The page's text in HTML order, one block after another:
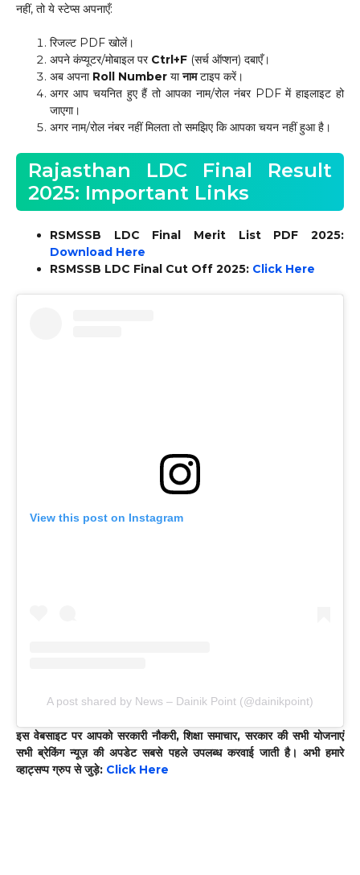
नहीं, तो ये स्टेप्स अपनाएँ:
रिजल्ट PDF खोलें।
अपने कंप्यूटर/मोबाइल पर Ctrl+F (सर्च ऑप्शन) दबाएँ।
अब अपना Roll Number यानामटाइप करें।
अगर आप चयनित हुए हैं तो आपका नाम/रोल नंबर PDF में हाइलाइट हो
जाएगा।
अगर नाम/रोल नंबर नहीं मिलता तो समझिए कि आपका चयन नहीं हुआ है।
Rajasthan LDC Final Result
2025: Important Links
RSMSSB LDC Final Merit List PDF 2025:
Download Here
RSMSSB LDC Final Cut Off 2025: Click Here
View this post on Instagram
A post shared by News – Dainik Point (@dainikpoint)
इस वेबसाइट पर आपको सरकारी नौकरी, शिक्षा समाचार, सरकार की सभी योजनाएं
सभी ब्रेकिंग न्यूज़ की अपडेट सबसे पहले उपलब्ध करवाई जाती है। अभी हमारे
व्हाट्सप्प ग्रुप से जुड़े: Click Here